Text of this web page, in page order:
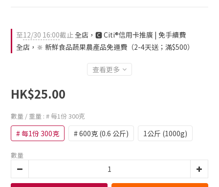
至12/30 16:00截止全店，🅲 Citi®信用卡推廣 | 免手續費
全店，🔆 新鮮食品蔬果農產品免運費（2-4天送；滿$500）
查看更多
HK$25.00
數量 / 重量 : # 每1份 300克
# 每1份 300克 # 600克 (0.6 公斤) 1公斤 (1000g)
數量